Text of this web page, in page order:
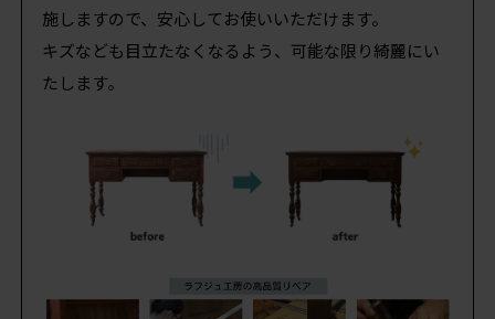
施しますので、安心してお使いいただけます。
キズなども目立たなくなるよう、可能な限り綺麗にい
たします。